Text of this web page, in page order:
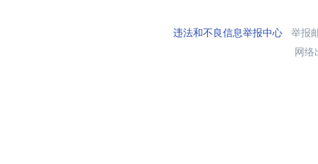
违法和不良信息举报中心举报
网